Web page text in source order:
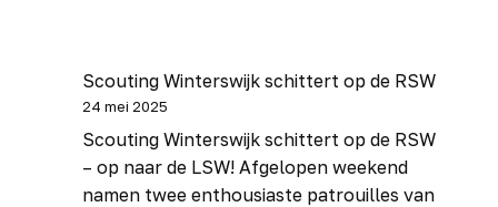
Leden
Speltakken
Scouting Winterswijk schittert op de RSW
24 mei 2025
Scouting Winterswijk schittert op de RSW
– op naar de LSW! Afgelopen weekend
namen twee enthousiaste patrouilles van